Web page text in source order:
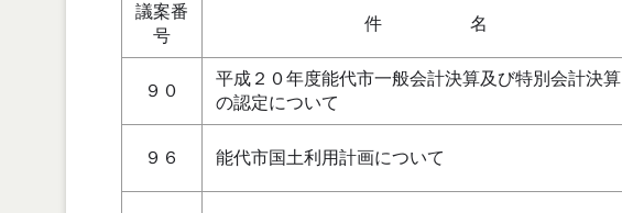
議案番
号
件 名
９０
平成２０年度能代市一般会計決算及び特別会計決算
の認定について
９６ 能代市国土利用計画について